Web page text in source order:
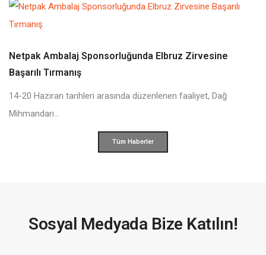
Netpak Ambalaj Sponsorluğunda Elbruz Zirvesine
Başarılı Tırmanış
14-20 Haziran tarihleri arasında düzenlenen faaliyet, Dağ
Mihmandarı...
Tüm Haberler
Sosyal Medyada Bize Katılın!